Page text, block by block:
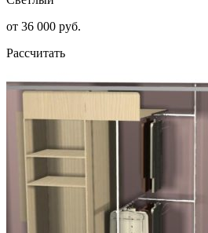
от 36 000 руб.
Рассчитать